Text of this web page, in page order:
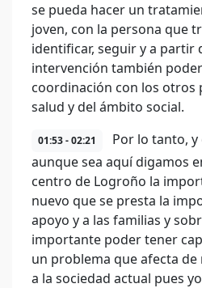
se pueda hacer un
joven, con la persona que
identificar, seguir y a partir
intervención también
coordinación con los otros
salud y del ámbito social.
01:53 - 02:21
Por lo tanto,
aunque sea aquí digamos
centro de Logroño la
nuevo que se presta la
apoyo y a las familias y
importante poder tener
un problema que afecta
a la sociedad actual pues